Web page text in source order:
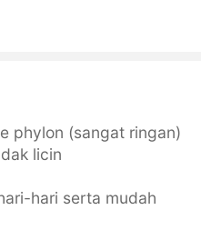
phylon (sangat ringan)
licin
hari serta mudah